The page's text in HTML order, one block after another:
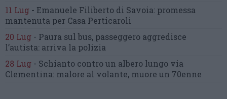
11 Lug - Emanuele Filiberto di Savoia: promessa
mantenuta per Casa Perticaroli
20 Lug - Paura sul bus, passeggero aggredisce
l’autista: arriva la polizia
28 Lug - Schianto contro un albero lungo via
Clementina: malore al volante, muore un 70enne